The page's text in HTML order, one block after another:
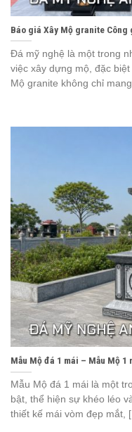
Báo giá Xây Mộ granite
Đá mỹ nghệ là một trong
việc xây dựng mộ, đặc
Mộ granite không chỉ
Mẫu Mộ đá 1 mái – Mẫu Mộ
Mẫu Mộ đá 1 mái là một
bật, thể hiện sự khéo léo
thiết kế mái vòm đẹp mắt,